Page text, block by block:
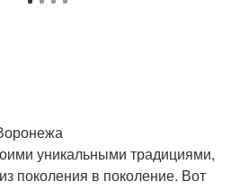
уникальными традициями,
поколения в поколение. Вот